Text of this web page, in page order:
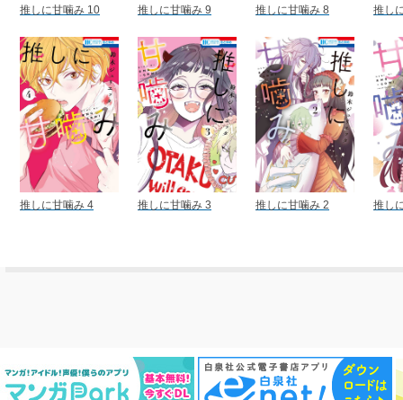
推しに甘噛み 10 推しに甘噛み 9 推しに甘噛み 8 推し
推しに甘噛み 4 推しに甘噛み 3 推しに甘噛み 2 推し